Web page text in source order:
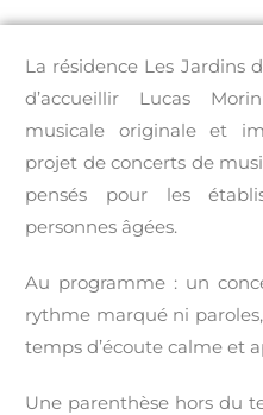
La résidence Les Jardins
d’accueillir Lucas
musicale originale et
projet de concerts de
pensés pour les
personnes âgées.
Au programme : un
rythme marqué ni
temps d’écoute calme et
Une parenthèse hors du